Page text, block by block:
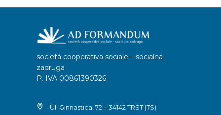
società cooperativa sociale – socialna
zadruga
P. IVA 00861390326
Ul. Ginnastica, 72 – 34142 TRST (TS)